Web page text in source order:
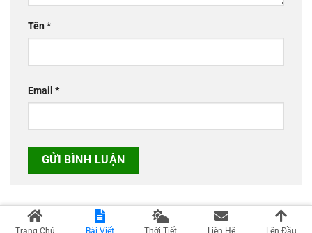
Tên*
Email *
Trang Chủ Bài Viết Thời Tiết Liên Hệ Lên Đầu